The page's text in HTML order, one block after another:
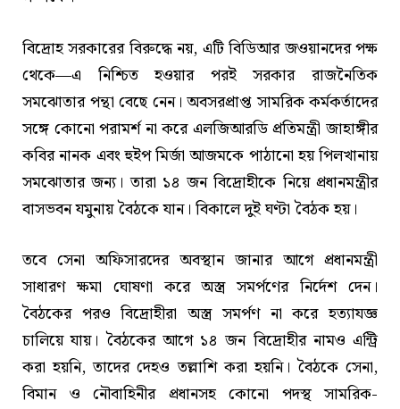
বিদ্রোহ সরকারের বিরুদ্ধে নয়, এটি বিডিআর জওয়ানদের পক্ষ
থেকে—এ নিশ্চিত হওয়ার পরই সরকার রাজনৈতিক
সমঝোতার পন্থা বেছে নেন। অবসরপ্রাপ্ত সামরিক কর্মকর্তাদের
সঙ্গে কোনো পরামর্শ না করে এলজিআরডি প্রতিমন্ত্রী জাহাঙ্গীর
কবির নানক এবং হুইপ মির্জা আজমকে পাঠানো হয় পিলখানায়
সমঝোতার জন্য। তারা ১৪ জন বিদ্রোহীকে নিয়ে প্রধানমন্ত্রীর
বাসভবন যমুনায় বৈঠকে যান। বিকালে দুই ঘণ্টা বৈঠক হয়।
তবে সেনা অফিসারদের অবস্থান জানার আগে প্রধানমন্ত্রী
সাধারণ ক্ষমা ঘোষণা করে অস্ত্র সমর্পণের নির্দেশ দেন।
বৈঠকের পরও বিদ্রোহীরা অস্ত্র সমর্পণ না করে হত্যাযজ্ঞ
চালিয়ে যায়। বৈঠকের আগে ১৪ জন বিদ্রোহীর নামও এন্ট্রি
করা হয়নি, তাদের দেহও তল্লাশি করা হয়নি। বৈঠকে সেনা,
বিমান ও নৌবাহিনীর প্রধানসহ কোনো পদস্থ সামরিক-